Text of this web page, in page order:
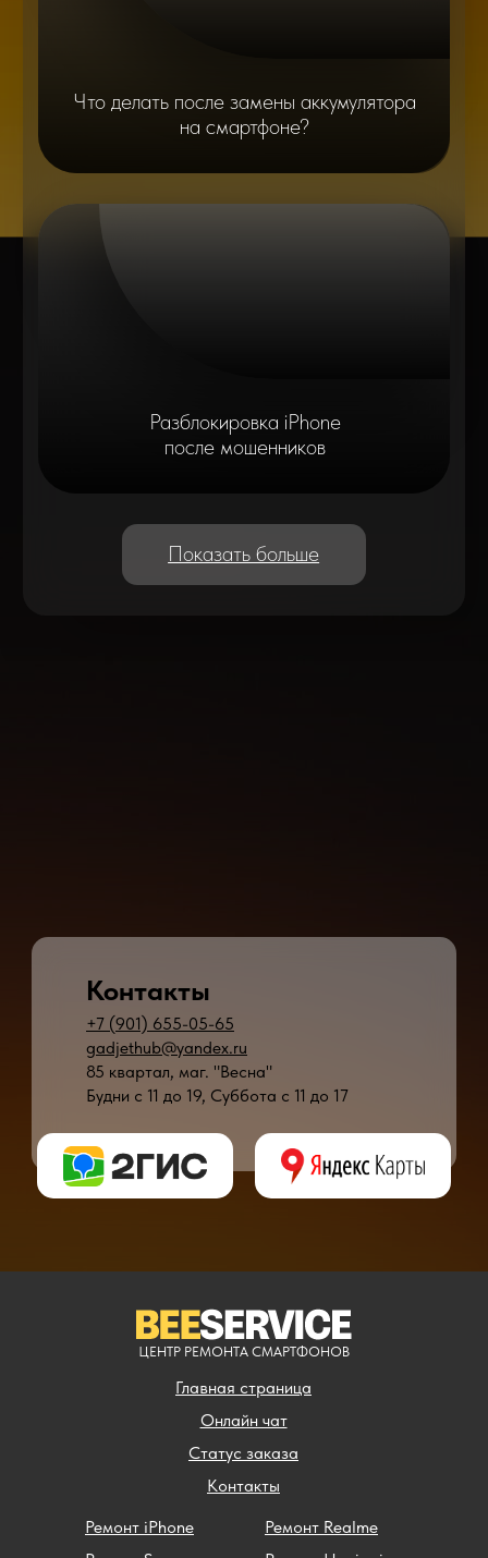
+7 (901) 655-05-65
gadjethub@yandex.ru
85 квартал, маг. "Весна"
Будни с 11 до 19, Суббота с 11 до 17
Контакты
Главная страница
Контакты
Статус заказа
Ремонт iPhone
Ремонт Realme
* - время ремонта может меняться в зависимости от модели устройства и
Онлайн чат
ЦЕНТР РЕМОНТА СМАРТФОНОВ